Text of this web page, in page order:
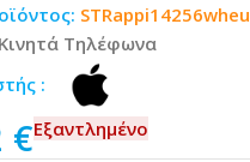
:
STRappi14256wheu
Κινητά Τηλέφωνα
€Εξαντλημένο